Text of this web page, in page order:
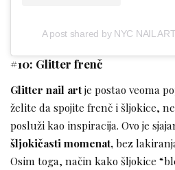
A post shared by NYC NAIL
#10: Glitter frenč
Glitter nail artje postao veoma
želite da spojite frenč i šljokice,
posluži kao inspiracija. Ovo je
šljokičasti momenat,bez
Osim toga, način kako šljokice